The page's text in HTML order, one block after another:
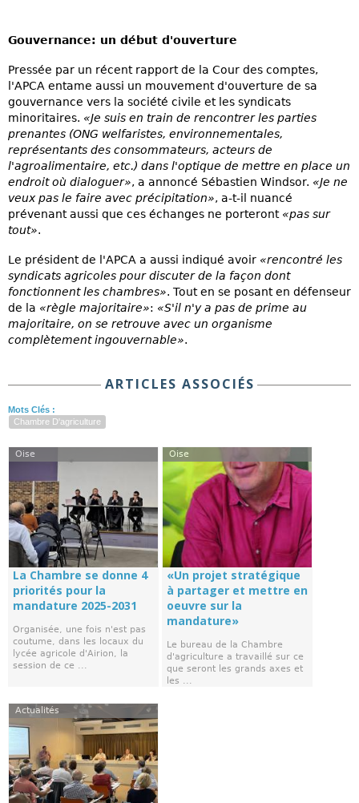
Gouvernance: un début d'ouverture
Pressée par un récent rapport de la Cour des comptes,
l'APCA entame aussi un mouvement d'ouverture de sa
gouvernance vers la société civile et les syndicats
minoritaires. «Je suis en train de rencontrer les parties
prenantes (ONG welfaristes, environnementales,
représentants des consommateurs, acteurs de
l'agroalimentaire, etc.) dans l'optique de mettre en place un
endroit où dialoguer», a annoncé Sébastien Windsor. «Je ne
veux pas le faire avec précipitation», a-t-il nuancé
prévenant aussi que ces échanges ne porteront «pas sur
tout».
Le président de l'APCA a aussi indiqué avoir «rencontré les
syndicats agricoles pour discuter de la façon dont
fonctionnent les chambres». Tout en se posant en défenseur
de la «règle majoritaire»: «S'il n'y a pas de prime au
majoritaire, on se retrouve avec un organisme
complètement ingouvernable».
ARTICLES ASSOCIÉS
Mots Clés :
Chambre D'agriculture
Oise
La Chambre se donne 4
priorités pour la
mandature 2025-2031
Organisée, une fois n'est pas
coutume, dans les locaux du
lycée agricole d'Airion, la
session de ce ...
Oise
«Un projet stratégique
à partager et mettre en
oeuvre sur la
mandature»
Le bureau de la Chambre
d'agriculture a travaillé sur ce
que seront les grands axes et
les ...
Actualités